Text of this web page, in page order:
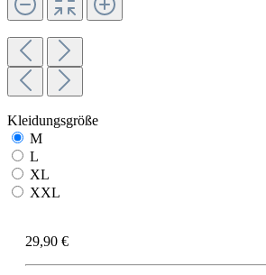
Kleidungsgröße
M
L
XL
XXL
29,90 €